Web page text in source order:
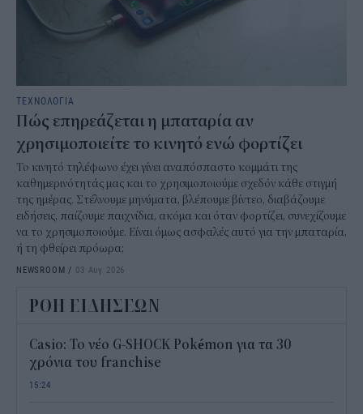
ΤΕΧΝΟΛΟΓΙΑ
Πώς επηρεάζεται η μπαταρία αν
χρησιμοποιείτε το κινητό ενώ φορτίζει
Το κινητό τηλέφωνο έχει γίνει αναπόσπαστο κομμάτι της
καθημερινότητάς μας και το χρησιμοποιούμε σχεδόν κάθε στιγμή
της ημέρας. Στέλνουμε μηνύματα, βλέπουμε βίντεο, διαβάζουμε
ειδήσεις, παίζουμε παιχνίδια, ακόμα και όταν φορτίζει, συνεχίζουμε
να το χρησιμοποιούμε. Είναι όμως ασφαλές αυτό για την μπαταρία,
ή τη φθείρει πρόωρα;
NEWSROOM / 03 Αυγ 2026
ΡΟΗ ΕΙΔΗΣΕΩΝ
Casio: Το νέο G-SHOCK Pokémon για τα 30
χρόνια του franchise
15:24